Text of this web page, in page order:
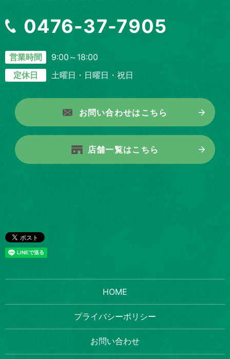
0476-37-7905
営業時間
9:00～18:00
定休日
土曜日・日曜日・祝日
お問い合わせはこちら
店舗一覧はこちら
HOME
プライバシーポリシー
お問い合わせ